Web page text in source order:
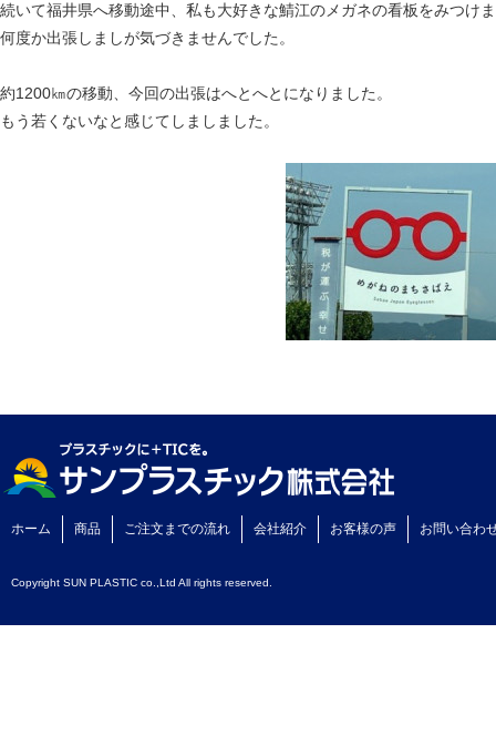
続いて福井県へ移動途中、私も大好きな鯖江のメガネの看板をみつけ
何度か出張しましが気づきませんでした。
約1200㎞の移動、今回の出張はへとへとになりました。
もう若くないなと感じてしましました。
ホーム 商品 ご注文までの流れ 会社紹介 お客様の声 お問い合わ
Copyright SUN PLASTIC co.,Ltd All rights reserved.